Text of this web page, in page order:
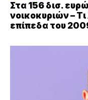
Στα 156 δισ.
νοικοκυριών –
επίπεδα του